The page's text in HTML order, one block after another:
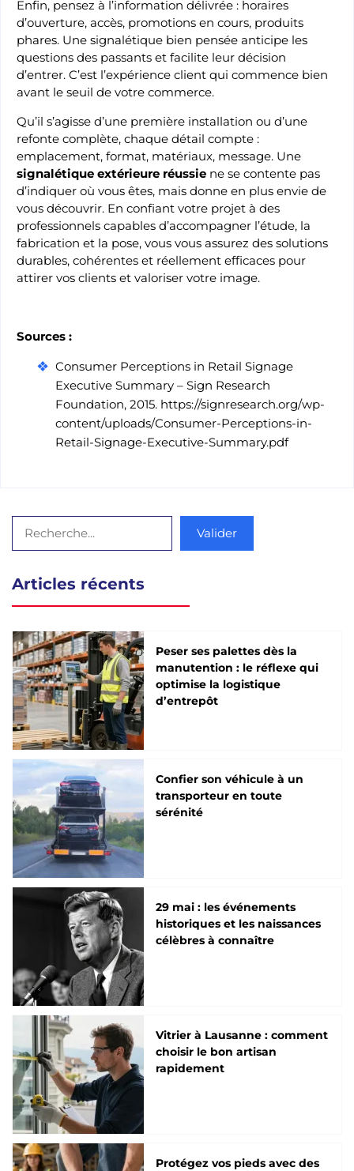
Enfin, pensez à l’information délivrée : horaires
d’ouverture, accès, promotions en cours, produits
phares. Une signalétique bien pensée anticipe les
questions des passants et facilite leur décision
d’entrer. C’est l’expérience client qui commence bien
avant le seuil de votre commerce.
Qu’il s’agisse d’une première installation ou d’une
refonte complète, chaque détail compte :
emplacement, format, matériaux, message. Une
signalétique extérieure réussie ne se contente pas
d’indiquer où vous êtes, mais donne en plus envie de
vous découvrir. En confiant votre projet à des
professionnels capables d’accompagner l’étude, la
fabrication et la pose, vous vous assurez des solutions
durables, cohérentes et réellement efficaces pour
attirer vos clients et valoriser votre image.
Sources :
Consumer Perceptions in Retail Signage
Executive Summary – Sign Research
Foundation, 2015. https://signresearch.org/wp-
content/uploads/Consumer-Perceptions-in-
Retail-Signage-Executive-Summary.pdf
Valider
Articles récents
Peser ses palettes dès la
manutention : le réflexe qui
optimise la logistique
d’entrepôt
Confier son véhicule à un
transporteur en toute
sérénité
29 mai : les événements
historiques et les naissances
célèbres à connaître
Vitrier à Lausanne : comment
choisir le bon artisan
rapidement
Protégez vos pieds avec des